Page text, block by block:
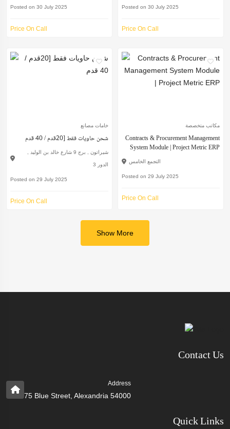
Posted on 30 July 2025
Price On Call
Posted on 30 July 2025
Price On Call
خامات مصانع
شحن حاويات فقط [20قدم / 40 قدم
شيراتون , برج 9 شارع خالد بن الوليد ,
الدور 3
Posted on 29 July 2025
Price On Call
مكاتب متخصصة
Contracts & Procurement Management
System Module | Project Metric ERP
التجمع الخامس
Posted on 29 July 2025
Price On Call
Show More
Contact Us
Address
75 Blue Street, Alexandria 54000
Quick Links